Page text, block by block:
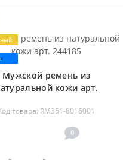
Мужской ремень из
кожи арт.
товара: RM351-8016001
0